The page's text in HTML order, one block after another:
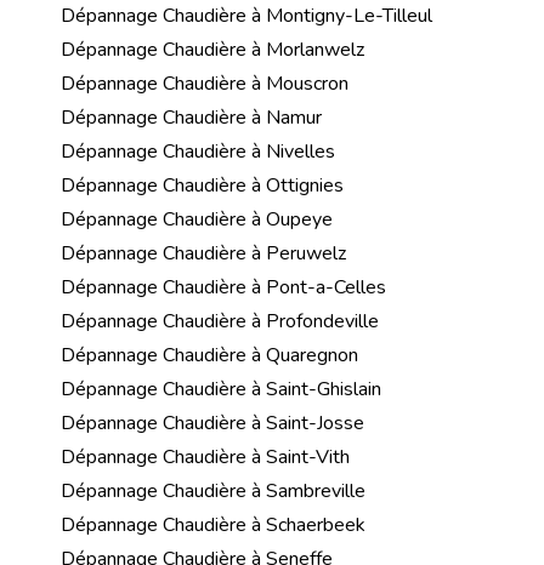
Dépannage Chaudière à Montigny-Le-Tilleul
Dépannage Chaudière à Morlanwelz
Dépannage Chaudière à Mouscron
Dépannage Chaudière à Namur
Dépannage Chaudière à Nivelles
Dépannage Chaudière à Ottignies
Dépannage Chaudière à Oupeye
Dépannage Chaudière à Peruwelz
Dépannage Chaudière à Pont-a-Celles
Dépannage Chaudière à Profondeville
Dépannage Chaudière à Quaregnon
Dépannage Chaudière à Saint-Ghislain
Dépannage Chaudière à Saint-Josse
Dépannage Chaudière à Saint-Vith
Dépannage Chaudière à Sambreville
Dépannage Chaudière à Schaerbeek
Dépannage Chaudière à Seneffe